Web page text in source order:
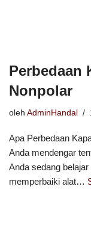
Perbedaan
Nonpolar
oleh AdminHandal
Apa Perbedaan
Anda mendengar
Anda sedang
memperbaiki alat…